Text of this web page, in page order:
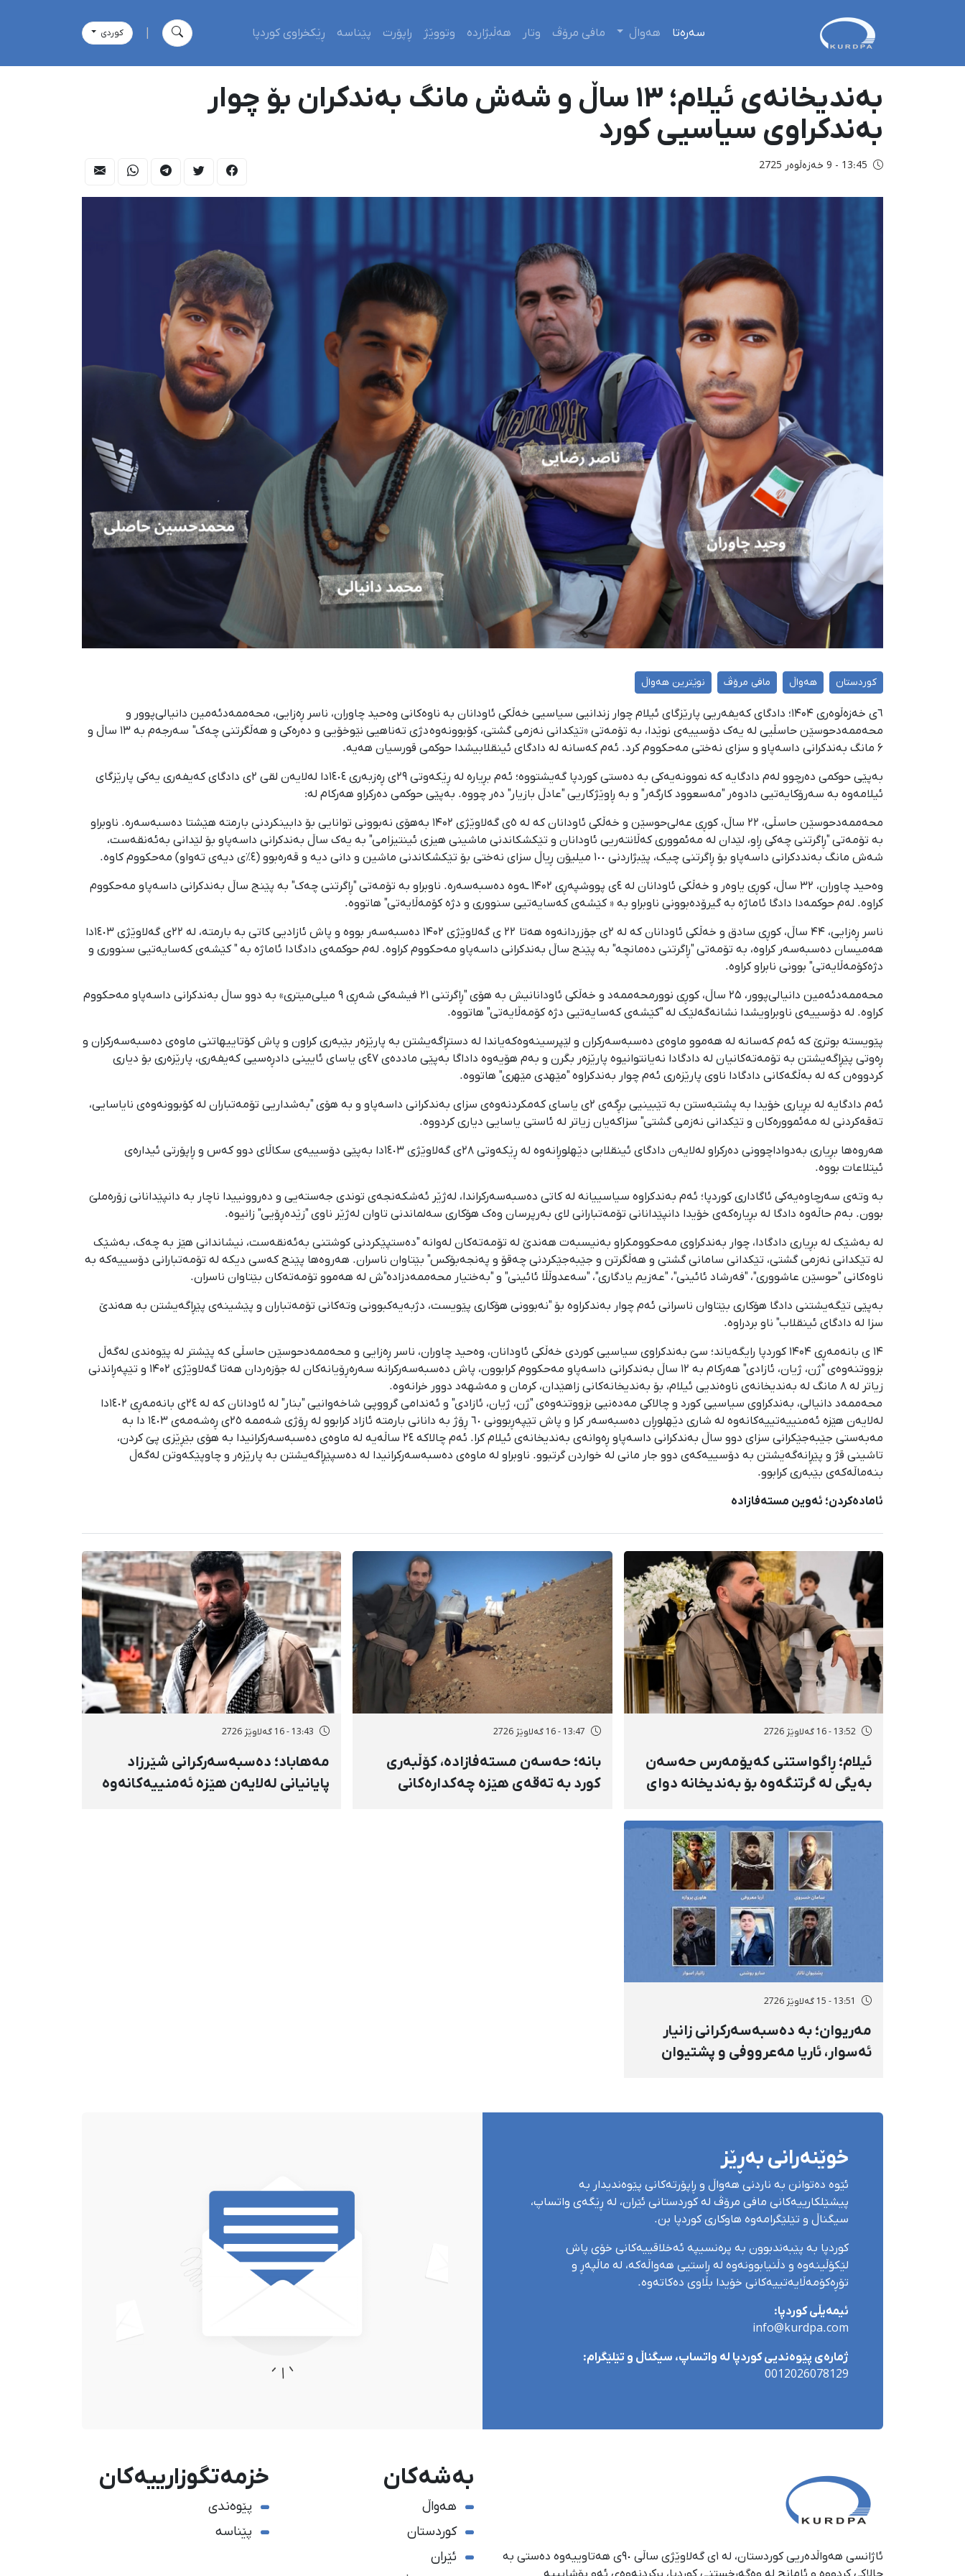
سەرەتا هەواڵ مافی مرۆڤ وتار هەڵبژاردە وتووێژ ڕاپۆرت پێناسە ڕێکخراوی کوردپا كوردی
بەندیخانەی ئیلام؛ ١٣ ساڵ و شەش مانگ بەندکران بۆ چوار
بەندکراوی سیاسیی کورد
13:45 - 9 خەزەڵوەر 2725
کوردستان هەواڵ مافی مرۆڤ نوێترین هەواڵ
٦ی خەزەڵوەری ۱۴۰۴؛ دادگای کەیفەریی پارێزگای ئیلام چوار زندانیی سیاسیی خەڵکی ئاودانان به ناوەکانی وەحید چاوران، ناسر ڕەزایی، محەممەدئەمین دانیالی‌پوور و
محەممەد‌حوسێن حاسڵیی لە یەک دۆسییەی نوێدا، به تۆمەتی «تێکدانی نەزمی گشتی، کۆبوونەوە دژی تەناهیی نێوخۆیی و دەرەکی و هەڵگرتنی چەک" سەرجەم بە ۱۳ ساڵ و
۶ مانگ بەندکرانی داسەپاو و سزای نەختی مەحکووم کرد. ئەم کەسانە لە دادگای ئینقلابیشدا حوکمی قورسیان هەیە.
بەپێی حوکمی دەرچوو لەم دادگایە کە نموونەیەکی بە دەستی کوردپا گەیشتووە؛ ئەم بڕیارە لە ڕێکەوتی ٢٩ی ڕەزبەری ١٤٠٤دا لەلایەن لقی ٢ی دادگای کەیفەری یەکی پارێزگای
ئیلامەوە بە سەرۆکایەتیی دادوەر "مەسعوود کارگەر" و بە ڕاوێژکاریی "عادڵ بازیار" دەر چووە. بەپێی حوکمی دەرکراو هەرکام لە:
محەممەد‌حوسێن حاسڵی، ۲۲ ساڵ، کوڕی عەلی‌حوسێن و خەڵکی ئاودانان که لە ٥ی گەلاوێژی ۱۴۰۲ بەهۆی نەبوونی توانایی بۆ دابینکردنی بارمتە هێشتا دەسبەسەرە. ناوبراو
بە تۆمەتی "ڕاگرتنی چەکی ڕاو، لێدان لە مەئمووری کەڵانتەریی ئاودانان و تێکشکاندنی ماشینی هیزی ئینتیزامی" بە یەک ساڵ بەندکرانی داسەپاو بۆ لێدانی بەئەنقەست،
شەش مانگ بەنددکرانی داسەپاو بۆ ڕاگرتنی چيک، پێبژاردنی ١٠٠ میلیۆن ڕیاڵ سزای نەختی بۆ تێکشکاندنی ماشین و دانی دیە و قەرەبوو (٤٪ی دیەی تەواو) مەحکووم کاوە.
وەحید چاوران، ۳۲ ساڵ، کوڕی یاوەر و خەڵکی ئاودانان لە ٤ی پووشپەڕی ۱۴۰۲ ـەوە دەسبەسەرە. ناوبراو بە تۆمەتی "ڕاگرتنی چەک" به پێنج ساڵ بەندکرانی داسەپاو مەحکووم
کراوە. لەم حوکمەدا دادگا ئاماژە بە گیرۆدەبوونی ناوبراو بە « کێشەی کەسایەتیی سنووری و دژە کۆمەڵایەتی" هاتووە.
ناسر ڕەزایی، ۴۴ ساڵ، کوڕی سادق و خەڵکی ئاودانان که لە ٢ی جۆزردانەوە هەتا ۲۲ ی گەلاوێژی ۱۴۰۲ دەسبەسەر بووە و پاش ئازادیی کاتی بە بارمتە، لە ٢٢ی گەلاوێژی ١٤٠٣دا
هەمیسان دەسبەسەر کراوە، بە تۆمەتی "ڕاگرتنی دەمانچە" به پێنج ساڵ بەندکرانی داسەپاو مەحکووم کراوە. لەم حوکمەی دادگادا ئاماژە بە " کێشەی کەسایەتیی سنووری و
دژەکۆمەڵایەتی" بوونی نابراو کراوە.
محەممەدئەمین دانیالی‌پوور، ۲۵ ساڵ، کوڕی نوورمحەممەد و خەڵکی ئاودانانیش بە هۆی "ڕاگرتنی ۲۱ فیشەکی شەڕی ۹ میلی‌میتری» به دوو ساڵ بەندکرانی داسەپاو مەحکووم
کراوە. لە دۆسییەی ناوبراویشدا نشانه‌گەلێک لە "کێشەی کەسایەتیی دژە کۆمەڵایەتی" هاتووە.
پێویستە بوترێ کە ئەم کەسانە لە هەموو ماوەی دەسبەسەرکران و لێپرسینەوەکەیاندا لە دستڕاگەیشتن به پارێزەر بێبەری کراون و پاش کۆتاییهاتنی ماوەی دەسبەسەرکران و
ڕەوتی پێڕاگەیشتن بە تۆمەتەکانیان لە دادگادا نەیانتوانیوە پارێزەر بگرن و بەم هۆیەوە داداگا بەپێی ماددەی ٤٧ی یاسای ئایینی دادڕەسیی کەیفەری، پارێزەری بۆ دیاری
کردووەن کە لە بەڵگەکانی دادگادا ناوی پارێزەری ئەم چوار بەندکراوە "مێهدی مێهری" هاتووە.
ئەم دادگایە لە بڕیاری خۆیدا بە پشتبەستن بە تێبینیی بڕگەی ٢ی یاسای کەمکردنەوەی سزای بەندکرانی داسەپاو و بە هۆی "بەشداریی تۆمەتباران لە کۆبوونەوەی نایاسایی،
تەقەکردنی لە مەئموورەکان و تێکدانی نەزمی گشتی" سزاکەیان زیاتر لە ئاستی یاسایی دیاری کردووە.
هەروەها بڕیاری بەدواداچوونی دەرکراو لەلایەن دادگای ئینقلابی دێهلوڕانەوە لە ڕێکەوتی ٢٨ی گەلاوێژی ١٤٠٣دا بەپێی دۆسییەی سکاڵای دوو کەس و ڕاپۆرتی ئیدارەی
ئیتلاعات بووە.
بە وتەی سەرچاوەیەکی ئاگاداری کوردپا؛ ئەم بەندکراوە سیاسییانە لە کاتی دەسبەسەرکراندا، لەژێر ئەشکەنجەی توندی جەستەیی و دەروونییدا ناچار بە دانپێدانانی زۆرەملێ
بوون. بەم حاڵەوە دادگا لە بڕیارەکەی خۆیدا دانپێدانانی تۆمەتبارانی لای بەرپرسان وەک هۆکاری سەلماندنی تاوان لەژێر ناوی "زێدەڕۆیی" زانیوە.
لە بەشێک لە بڕیاری دادگادا، چوار بەندکراوی مەحکوومکراو بەنیسبەت هەندێ لە تۆمەتەکان لەوانە "دەستپێکردنی کوشتنی بەئەنقەست، نیشاندانی ‌هێز بە چەک، بەشێک
لە تێکدانی نەزمی گشتی، تێکدانی سامانی گشتی و هەڵگرتن و جێبەجێکردنی چەقۆ و پەنجەبۆکس" بێتاوان ناسران. هەروەها پێنج کەسی دیکە لە تۆمەتبارانی دۆسییەکە بە
ناوەکانی "حوسێن عاشووری"، "فەرشاد ئائینی"، "عەزیم یادگاری"، "سەعدوڵڵا ئائینی" و "بەختیار محەممەدزاده"ش لە هەموو تۆمەتەکان بێتاوان ناسران.
بەپێی تێگەیشتنی دادگا هۆکاری بێتاوان ناسرانی ئەم چوار بەندکراوە بۆ "نەبوونی هۆکاری پێویست، دژبەیەکبوونی وتەکانی تۆمەتباران و پێشینەی پێڕاگەیشتن بە هەندێ
سزا لە دادگای ئینقلاب" ناو بردراوە.
۱۴ ی بانەمەڕی ۱۴۰۴ کوردپا رایگەیاند؛ سێ بەندکراوی سیاسیی کوردی خەڵکی ئاودانان، وەحید چاوران، ناسر ڕەزایی و محەممەدحوسێن حاسڵی که پێشتر لە پێوەندی لەگەڵ
بزووتنەوەی "ژن، ژیان، ئازادی" هەرکام به ۱۲ ساڵ بەندکرانی داسەپاو مەحکووم کرابوون، پاش دەسبەسەرکرانە سەرەڕۆیانەکان لە جۆزەردان هەتا گەلاوێژی ۱۴۰۲ و تێپەڕاندنی
زیاتر لە ٨ مانگ لە بەندیخانەی ناوەندیی ئیلام، بۆ بەندیخانەکانی زاهێدان، کرمان و مەشهەد دوور خرانەوە.
محەممەد دانیالی، بەندکراوی سیاسیی کورد و چالاکی مەدەنیی بزووتنەوەی "ژن، ژیان، ئازادی" و ئەندامی گرووپی شاخەوانیی "بنار" لە ئاودانان کە لە ٢٤ی بانەمەڕی ١٤٠٢دا
لەلایەن هێزە ئەمنییەتییەکانەوە لە شاری دێهلوڕان دەسبەسەر کرا و پاش تێپەڕبوونی ٦٠ ڕۆژ بە دانانی بارمتە ئازاد کرابوو لە ڕۆژی شەممە ٢٥ی ڕەشەمەی ١٤٠٣ دا بە
مەبەستی جێبەجێکرانی سزای دوو ساڵ بەندکرانی داسەپاو ڕەوانەی بەندیخانەی ئیلام کرا. ئەم چالاکە ٢٤ ساڵەیە لە ماوەی دەسبەسەرکرانیدا بە هۆی بێڕێزی پێ کردن،
تاشینی قژ و پێڕانەگەیشتن بە دۆسییەکەی دوو جار مانی لە خواردن گرتبوو. ناوبراو لە ماوەی دەسبەسەرکرانیدا لە دەسپێڕاگەیشتن بە پارێزەر و چاوپێکەوتن لەگەڵ
بنەماڵەکەی بێبەری کرابوو.
ئامادەکردن؛ ئەوین مستەفازادە
13:52 - 16 گەلاوێژ 2726
ئیلام؛ ڕاگواستنی کەیۆمەرس حەسەن
بەیگی لە گرتنگەوە بۆ بەندیخانە دوای
توندوتیژانە
13:47 - 16 گەلاوێژ 2726
بانه؛ حەسەن مستەفازادە، کۆڵبەری
کورد بە تەقەی هێزە چەکدارەکانی
13:43 - 16 گەلاوێژ 2726
مەهاباد؛ دەسبەسەرکرانی شێرزاد
پایانیانی لەلایەن هێزە ئەمنییەکانەوە
13:51 - 15 گەلاوێژ 2726
مەریوان؛ بە دەسبەسەرکرانی زانیار
ئەسوار، ئاریا مەعرووفی و پشتیوان
کەس زیادی کرد
خوێنەرانی بەڕێز
ئێوە دەتوانن بە ناردنی هەواڵ و ڕاپۆرتەکانی پێوەندیدار بە
پیشێلکارییەکانی مافی مرۆڤ لە کوردستانی ئێران، لە ڕێگەی واتساپ،
سیگناڵ و تێلێگرامەوە هاوکاری کوردپا بن.
کوردپا بە پێبەندبوون بە پرەنسیپە ئەخلاقییەکانی خۆی پاش
لێکۆڵینەوە و دڵنیابوونەوە لە ڕاستیی هەواڵەکە، لە ماڵپەڕ و
تۆڕەکۆمەڵایەتییەکانی خۆیدا بڵاوی دەکاتەوە.
ئیمەیڵی کوردپا:
info@kurdpa.com
ژمارەی پێوەندیی کوردپا لە واتساپ، سیگناڵ و تێلێگرام:
0012026078129
ئاژانسی هەواڵدەریی کوردستان، لە ١ی گەلاوێژی ساڵی ٩٠ی هەتاوییەوە دەستی بە
بەشەکان
هەواڵ
کوردستان
ئێران
خزمەتگوزارییەکان
پێوەندی
پێناسە